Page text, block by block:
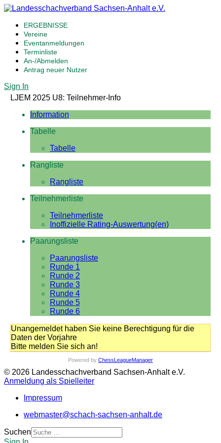
ERGEBNISSE
Vereine
Eventanmeldungen
Terminliste
An-/Abmelden
Antrag neuer Nutzer
Sign In
LJEM 2025 U8: Teilnehmer-Info
Information
Tabelle
Tabelle
Rangliste
Rangliste
Teilnehmerliste
Teilnehmerliste
Inoffizielle Rating-Auswertung(en)
Paarungsliste
Paarungsliste
Runde 1
Runde 2
Runde 3
Runde 4
Runde 5
Runde 6
Unangemeldet haben Sie keine Berechtigung für die
Daten der Vorjahre
Bitte melden Sie sich an!
Powered by ChessLeagueManager
© 2026 Landesschachverband Sachsen-Anhalt e.V.
Anmeldung als Spielleiter
Impressum
webmaster@schach-sachsen-anhalt.de
Suchen